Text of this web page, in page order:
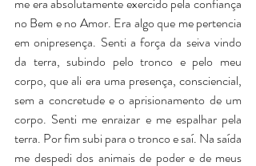
me era absolutamente exercido pela confiança
no Bem e no Amor. Era algo que me pertencia
em onipresença. Senti a força da seiva vindo
da terra, subindo pelo tronco e pelo meu
corpo, que ali era uma presença, consciencial,
sem a concretude e o aprisionamento de um
corpo. Senti me enraizar e me espalhar pela
terra. Por fim subi para o tronco e saí. Na saída
me despedi dos animais de poder e de meus